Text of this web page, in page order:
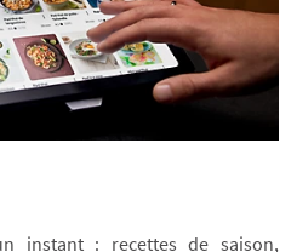
instant : recettes de saison,